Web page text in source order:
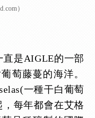
）
直是AIGLE的一部
萄藤蔓的海洋。
一種干白葡萄
每年都會在艾格